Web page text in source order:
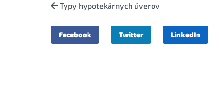
Typy hypotekárnych úverov
Facebook Twitter LinkedIn